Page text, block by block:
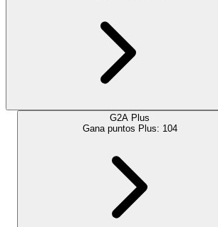
G2A Plus
Gana puntos Plus: 104